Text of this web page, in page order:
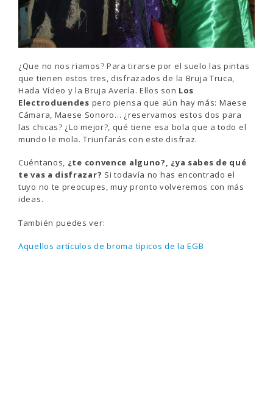
¿Que no nos riamos? Para tirarse por el suelo las pintas
que tienen estos tres, disfrazados de la Bruja Truca,
Hada Vídeo y la Bruja Avería. Ellos son Los
Electroduendes pero piensa que aún hay más: Maese
Cámara, Maese Sonoro… ¿reservamos estos dos para
las chicas? ¿Lo mejor?, qué tiene esa bola que a todo el
mundo le mola. Triunfarás con este disfraz.
Cuéntanos, ¿te convence alguno?, ¿ya sabes de qué
te vas a disfrazar? Si todavía no has encontrado el
tuyo no te preocupes, muy pronto volveremos con más
ideas.
También puedes ver:
Aquellos artículos de broma típicos de la EGB